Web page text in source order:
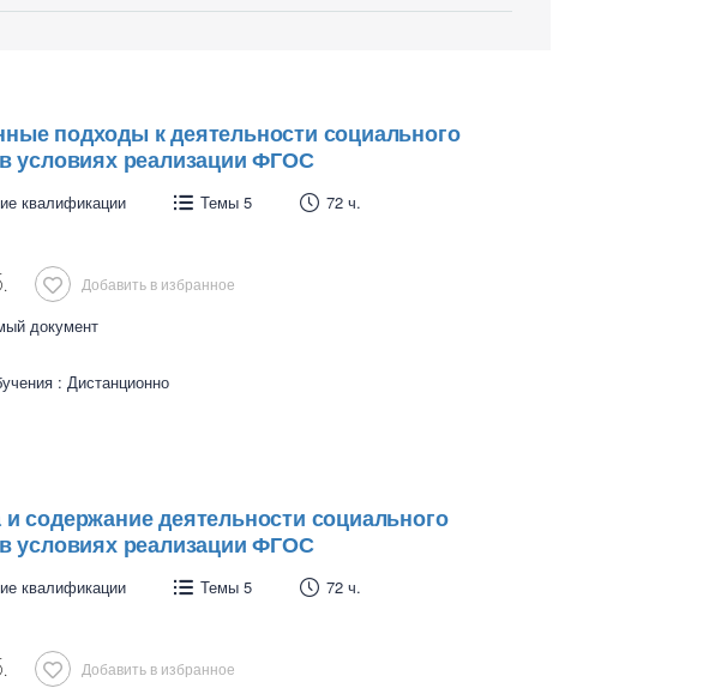
подходы к деятельности социального
в условиях реализации ФГОС
квалификации Темы 5 72 ч.
Добавить в избранное
документ
: Дистанционно
содержание деятельности социального
в условиях реализации ФГОС
квалификации Темы 5 72 ч.
Добавить в избранное